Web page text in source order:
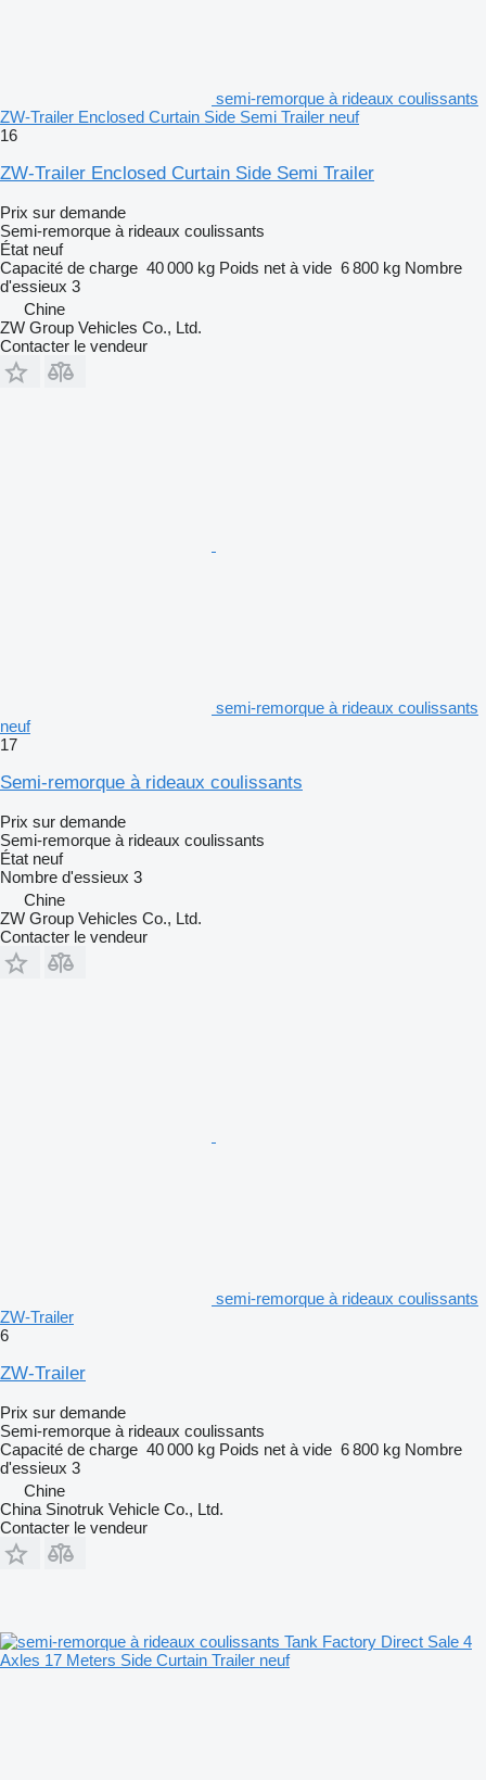
semi-remorque à rideaux coulissants
ZW-Trailer Enclosed Curtain Side Semi Trailer neuf
16
ZW-Trailer Enclosed Curtain Side Semi Trailer
Prix sur demande
Semi-remorque à rideaux coulissants
État neuf
Capacité de charge 40 000 kg Poids net à vide 6 800 kg Nombre
d'essieux 3
Chine
ZW Group Vehicles Co., Ltd.
Contacter le vendeur
semi-remorque à rideaux coulissants
neuf
17
Semi-remorque à rideaux coulissants
Prix sur demande
Semi-remorque à rideaux coulissants
État neuf
Nombre d'essieux 3
Chine
ZW Group Vehicles Co., Ltd.
Contacter le vendeur
semi-remorque à rideaux coulissants
ZW-Trailer
6
ZW-Trailer
Prix sur demande
Semi-remorque à rideaux coulissants
Capacité de charge 40 000 kg Poids net à vide 6 800 kg Nombre
d'essieux 3
Chine
China Sinotruk Vehicle Co., Ltd.
Contacter le vendeur